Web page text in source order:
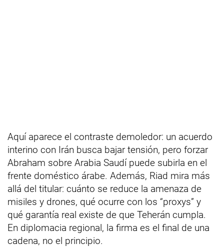
Aquí aparece el contraste demoledor: un acuerdo
interino con Irán busca bajar tensión, pero forzar
Abraham sobre Arabia Saudí puede subirla en el
frente doméstico árabe. Además, Riad mira más
allá del titular: cuánto se reduce la amenaza de
misiles y drones, qué ocurre con los “proxys” y
qué garantía real existe de que Teherán cumpla.
En diplomacia regional, la firma es el final de una
cadena, no el principio.